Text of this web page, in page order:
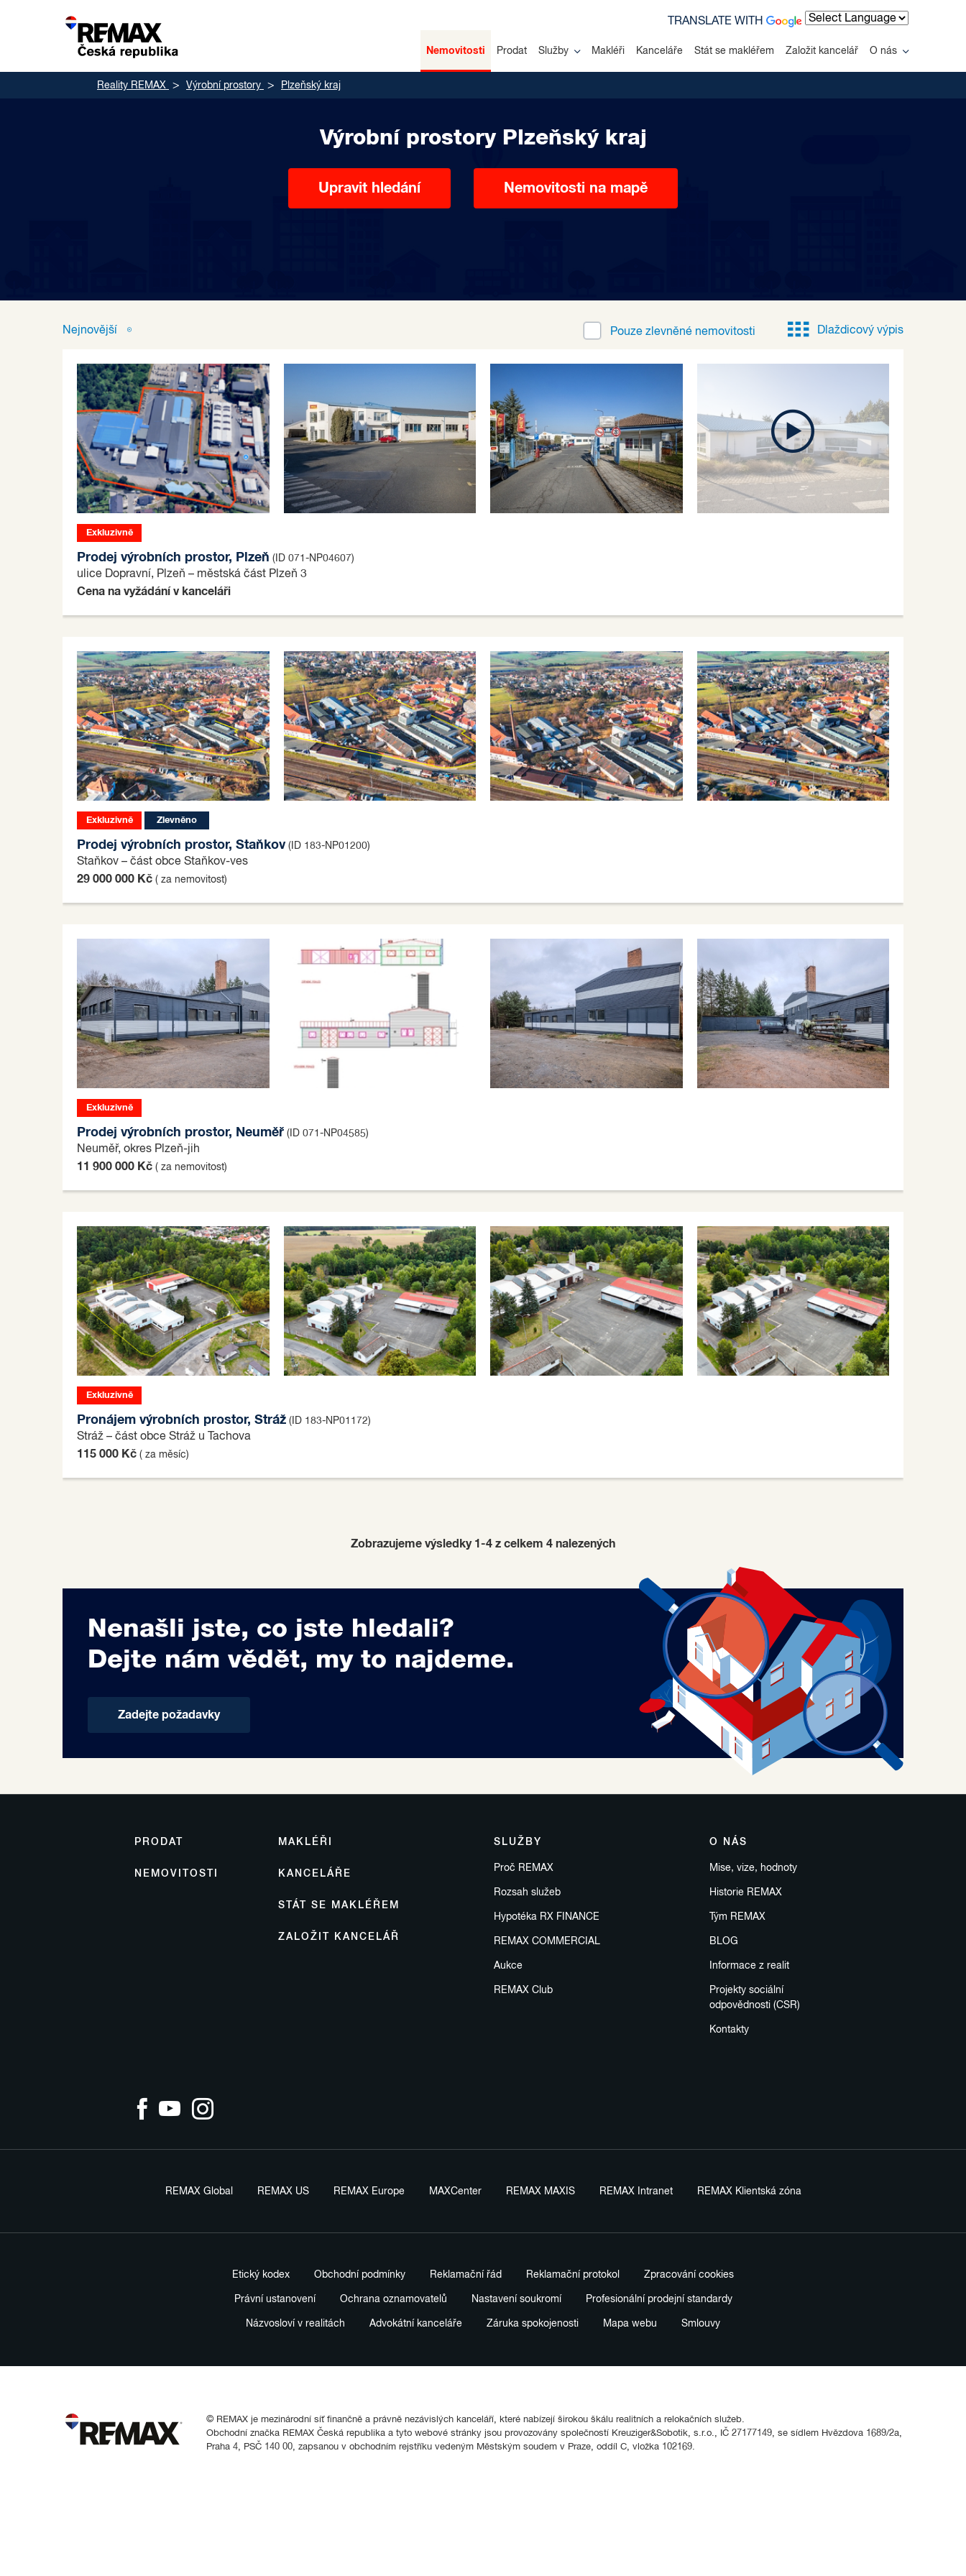
Nemovitosti Prodat Služby Makléři Kanceláře Stát se makléřem Založit kancelář O nás
TRANSLATE WITH
Reality REMAX Výrobní prostory Plzeňský kraj
Výrobní prostory Plzeňský kraj
Upravit hledání Nemovitosti na mapě
Nejnovější Pouze zlevněné nemovitosti Dlaždicový výpis
Exkluzivně
Prodej výrobních prostor, Plzeň (ID 071-NP04607)
ulice Dopravní, Plzeň – městská část Plzeň 3
Cena na vyžádání v kanceláři
Exkluzivně Zlevněno
Prodej výrobních prostor, Staňkov(ID 183-NP01200)
Staňkov – část obce Staňkov-ves
29 000 000 Kč ( za nemovitost)
Exkluzivně
Prodej výrobních prostor, Neuměř (ID 071-NP04585)
Neuměř, okres Plzeň-jih
11 900 000 Kč ( za nemovitost)
Exkluzivně
Pronájem výrobních prostor, Stráž (ID 183-NP01172)
Stráž – část obce Stráž u Tachova
115 000 Kč ( za měsíc)
Zobrazujeme výsledky 1-4 z celkem 4 nalezených
Nenašli jste, co jste hledali?
Dejte nám vědět, my to najdeme.
Zadejte požadavky
PRODAT
NEMOVITOSTI
SLUŽBY
Proč REMAX
Rozsah služeb
Hypotéka RX FINANCE
REMAX COMMERCIAL
Aukce
REMAX Club
MAKLÉŘI
KANCELÁŘE
STÁT SE MAKLÉŘEM
ZALOŽIT KANCELÁŘ
O NÁS
Mise, vize, hodnoty
Historie REMAX
Tým REMAX
BLOG
Informace z realit
Projekty sociální
odpovědnosti (CSR)
Kontakty
REMAX Global REMAX US REMAX Europe MAXCenter REMAX MAXIS REMAX Intranet REMAX Klientská zóna
Etický kodex Obchodní podmínky Reklamační řád Reklamační protokol Zpracování cookies
Právní ustanovení Ochrana oznamovatelů Nastavení soukromí Profesionální prodejní standardy
Názvosloví v realitách Advokátní kanceláře Záruka spokojenosti Mapa webu Smlouvy
© REMAX je mezinárodní síť finančně a právně nezávislých kanceláří, které nabízejí širokou škálu realitních a relokačních služeb.
Obchodní značka REMAX Česká republika a tyto webové stránky jsou provozovány společností Kreuziger&Sobotik, s.r.o., IČ 27177149, se sídlem Hvězdova 1689/2a,
Praha 4, PSČ 140 00, zapsanou v obchodním rejstříku vedeným Městským soudem v Praze, oddíl C, vložka 102169.